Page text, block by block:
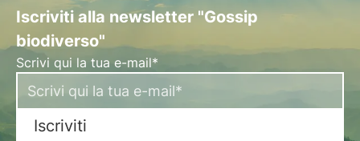
Iscriviti alla newsletter "Gossip
biodiverso"
Scrivi qui la tua e-mail*
Iscriviti